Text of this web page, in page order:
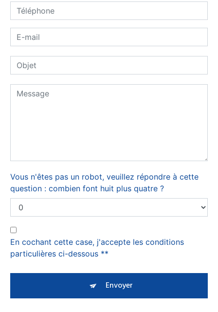
Vous n'êtes pas un robot, veuillez répondre à cette
question : combien font huit plus quatre ?
En cochant cette case, j'accepte les conditions
particulières ci-dessous **
Envoyer